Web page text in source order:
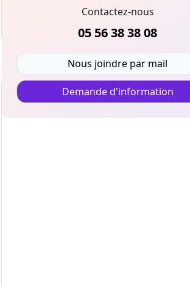
Contactez-nous
05 56 38 38 08
Nous joindre par mail
Demande d'information